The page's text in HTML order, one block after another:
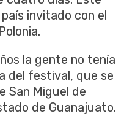
invitado con el
la gente no tenía
del festival, que se
San Miguel de
de Guanajuato.